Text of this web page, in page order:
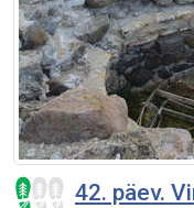
42. päev.